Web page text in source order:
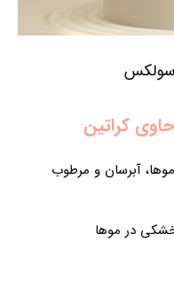
سولکس
آبرسان و مرطوب
خشکی در موها